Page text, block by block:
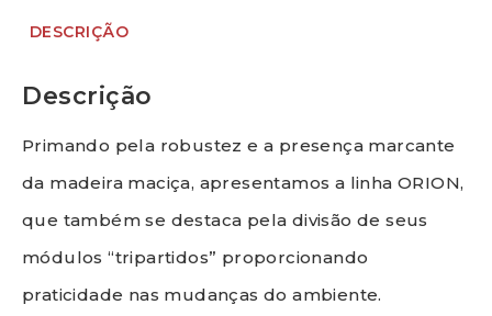
DESCRIÇÃO
Descrição
Primando pela robustez e a presença marcante
da madeira maciça, apresentamos a linha ORION,
que também se destaca pela divisão de seus
módulos “tripartidos” proporcionando
praticidade nas mudanças do ambiente.